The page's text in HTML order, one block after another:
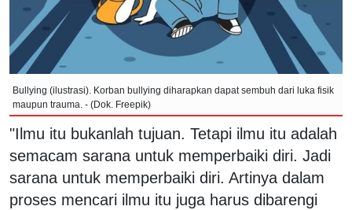
Bullying (ilustrasi). Korban bullying diharapkan dapat sembuh dari luka fisik
maupun trauma. - (Dok. Freepik)
"Ilmu itu bukanlah tujuan. Tetapi ilmu itu adalah
semacam sarana untuk memperbaiki diri. Jadi
sarana untuk memperbaiki diri. Artinya dalam
proses mencari ilmu itu juga harus dibarengi